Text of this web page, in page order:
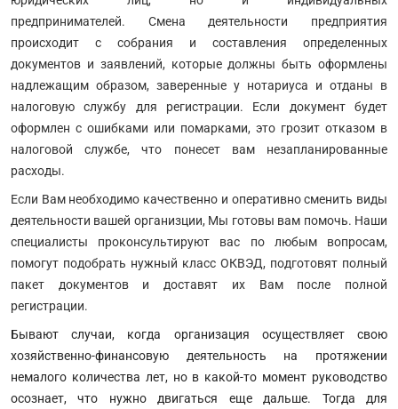
предпринимателей. Смена деятельности предприятия
происходит с собрания и составления определенных
документов и заявлений, которые должны быть оформлены
надлежащим образом, заверенные у нотариуса и отданы в
налоговую службу для регистрации. Если документ будет
оформлен с ошибками или помарками, это грозит отказом в
налоговой службе, что понесет вам незапланированные
расходы.
Если Вам необходимо качественно и оперативно сменить виды
деятельности вашей организции, Мы готовы вам помочь. Наши
специалисты проконсультируют вас по любым вопросам,
помогут подобрать нужный класс ОКВЭД, подготовят полный
пакет документов и доставят их Вам после полной
регистрации.
Бывают случаи, когда организация осуществляет свою
хозяйственно-финансовую деятельность на протяжении
немалого количества лет, но в какой-то момент руководство
осознает, что нужно двигаться еще дальше. Тогда для